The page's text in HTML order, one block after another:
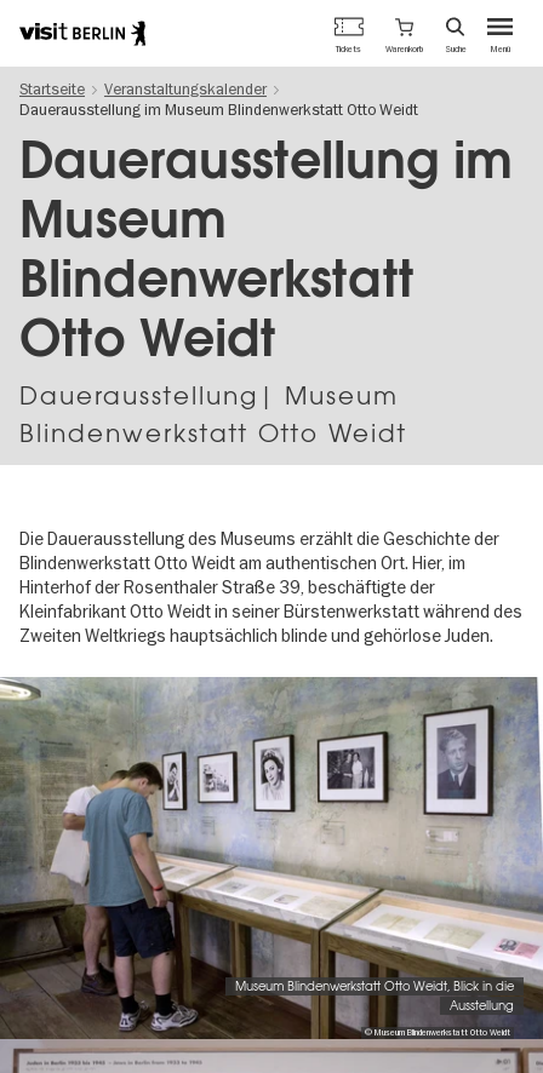
zum
Inhalt
Berlins
offizielles
Tourismusportal
Menü
Tickets Warenkorb Suche
Startseite
Veranstaltungskalender
Dauerausstellung im Museum Blindenwerkstatt Otto Weidt
Dauerausstellung im
Museum
Blindenwerkstatt
Otto Weidt
Dauer­aus­stel­lung| Museum
Blindenwerkstatt Otto Weidt
Die Dauerausstellung des Museums erzählt die Geschichte der
Blindenwerkstatt Otto Weidt am authentischen Ort. Hier, im
Hinterhof der Rosenthaler Straße 39, beschäftigte der
Kleinfabrikant Otto Weidt in seiner Bürstenwerkstatt während des
Zweiten Weltkriegs hauptsächlich blinde und gehörlose Juden.
Image
gallery
© Museum Blindenwerkstatt Otto Weidt
Museum Blindenwerkstatt Otto Weidt, Blick in die
Ausstellung